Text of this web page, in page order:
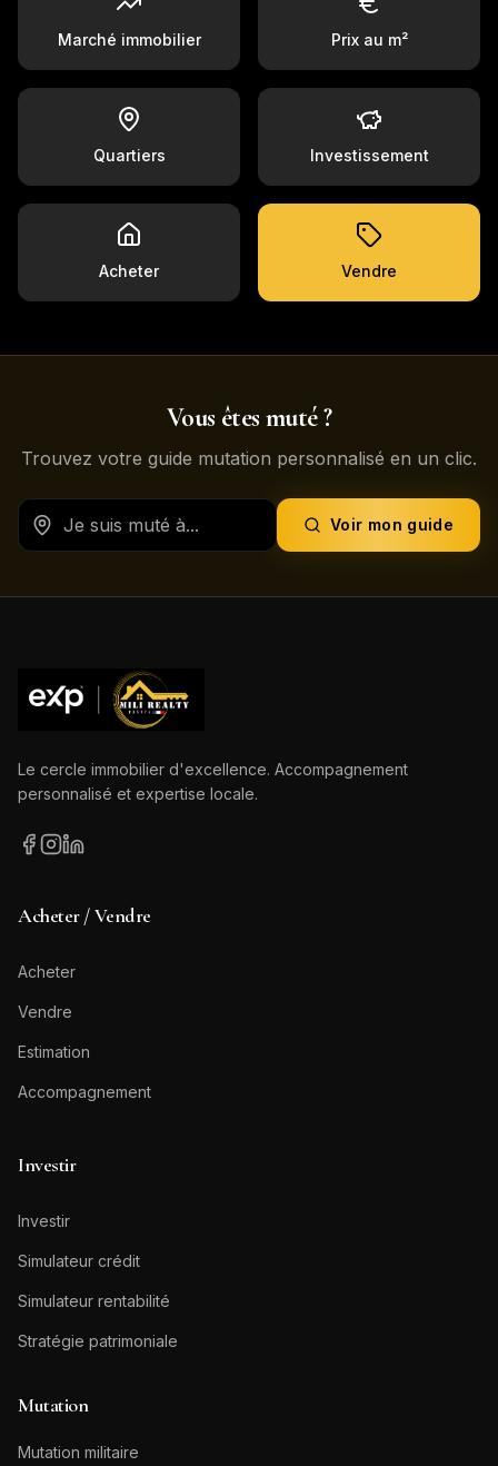
Marché immobilier Prix au m²
Quartiers Investissement
Acheter Vendre
Vous êtes muté ?
Trouvez votre guide mutation personnalisé en un clic.
Voir mon guide
Le cercle immobilier d'excellence. Accompagnement
personnalisé et expertise locale.
Acheter / Vendre
Acheter
Vendre
Estimation
Accompagnement
Investir
Investir
Simulateur crédit
Simulateur rentabilité
Stratégie patrimoniale
Mutation
Mutation militaire